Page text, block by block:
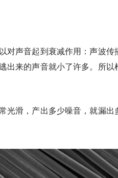
对声音起到衰减作用：声波传
出来的声音就小了许多。所以
光滑，产出多少噪音，就漏出